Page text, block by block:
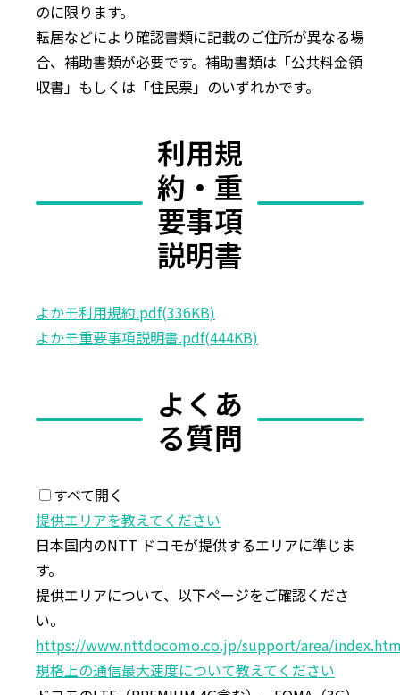
のに限ります。
転居などにより確認書類に記載のご住所が異なる場
合、補助書類が必要です。補助書類は「公共料金領
収書」もしくは「住民票」のいずれかです。
利用規
約・重
要事項
説明書
よかモ利用規約.pdf(336KB)
よかモ重要事項説明書.pdf(444KB)
よくあ
る質問
すべて開く
提供エリアを教えてください
日本国内のNTT ドコモが提供するエリアに準じま
す。
提供エリアについて、以下ページをご確認くださ
い。
https://www.nttdocomo.co.jp/support/area/
規格上の通信最⼤速度について教えてください